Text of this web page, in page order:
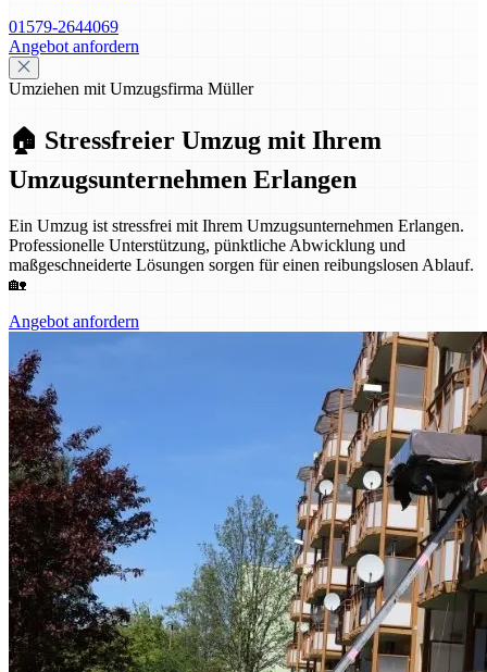
01579-2644069
Angebot anfordern
Umziehen mit Umzugsfirma Müller
🏠 Stressfreier Umzug mit Ihrem
Umzugsunternehmen Erlangen
Ein Umzug ist stressfrei mit Ihrem Umzugsunternehmen Erlangen.
Professionelle Unterstützung, pünktliche Abwicklung und
maßgeschneiderte Lösungen sorgen für einen reibungslosen Ablauf.
🏡
Angebot anfordern